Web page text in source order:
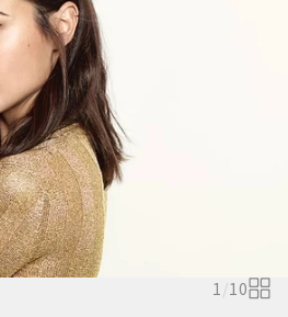
1/10